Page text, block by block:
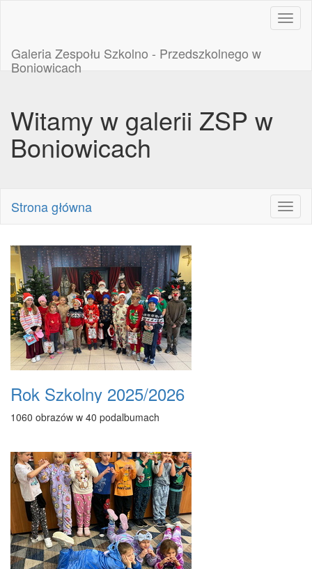
Galeria Zespołu Szkolno - Przedszkolnego w
Boniowicach
Witamy w galerii ZSP w
Boniowicach
Strona główna
Rok Szkolny 2025/2026
1060 obrazów w 40 podalbumach